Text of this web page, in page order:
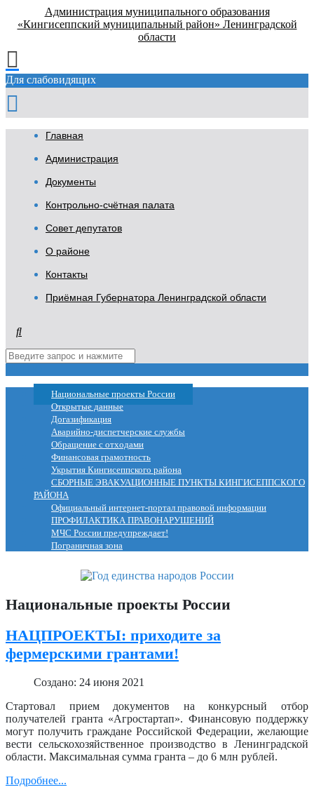
Администрация муниципального образования
«Кингисеппский муниципальный район» Ленинградской
области
Для слабовидящих
Главная
Администрация
Документы
Контрольно-счётная палата
Совет депутатов
О районе
Контакты
Приёмная Губернатора Ленинградской области
Национальные проекты России
Открытые данные
Догазификация
Аварийно-диспетчерские службы
Обращение с отходами
Финансовая грамотность
Укрытия Кингисеппского района
СБОРНЫЕ ЭВАКУАЦИОННЫЕ ПУНКТЫ КИНГИСЕППСКОГО
РАЙОНА
Официальный интернет-портал правовой информации
ПРОФИЛАКТИКА ПРАВОНАРУШЕНИЙ
МЧС России предупреждает!
Пограничная зона
Национальные проекты России
НАЦПРОЕКТЫ: приходите за
фермерскими грантами!
Создано: 24 июня 2021
Стартовал прием документов на конкурсный отбор
получателей гранта «Агростартап». Финансовую поддержку
могут получить граждане Российской Федерации, желающие
вести сельскохозяйственное производство в Ленинградской
области. Максимальная сумма гранта – до 6 млн рублей.
Подробнее...